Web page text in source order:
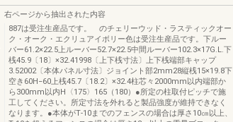
右ページから抽出された内容
887は受注生産品です。 のチェリーウッド・ラスティックオー
ク・オーク・エクリュアイボリー色は受注生産品です。下ルー
バー61.2×22.5上ルーバー52.7×22.5中間ルーバー102.3×17G.L.下
桟45.9〔18〕×32.41998〔上下桟寸法〕上下桟端部キャップ
3.52002〔本体パネル寸法〕ジョイント部2mm28縦桟15×19.8下
空き60H−60上桟45.7〔18.2〕×32.4柱芯々2000mm以内端部か
ら300mm以内H〈175〉165（180）●所定の柱取付ピッチで施
工してください。所定寸法を外れると製品強度が維持できなく
なります。●本体がT‐10までのフェンスの場合は厚さ10㎝以上、